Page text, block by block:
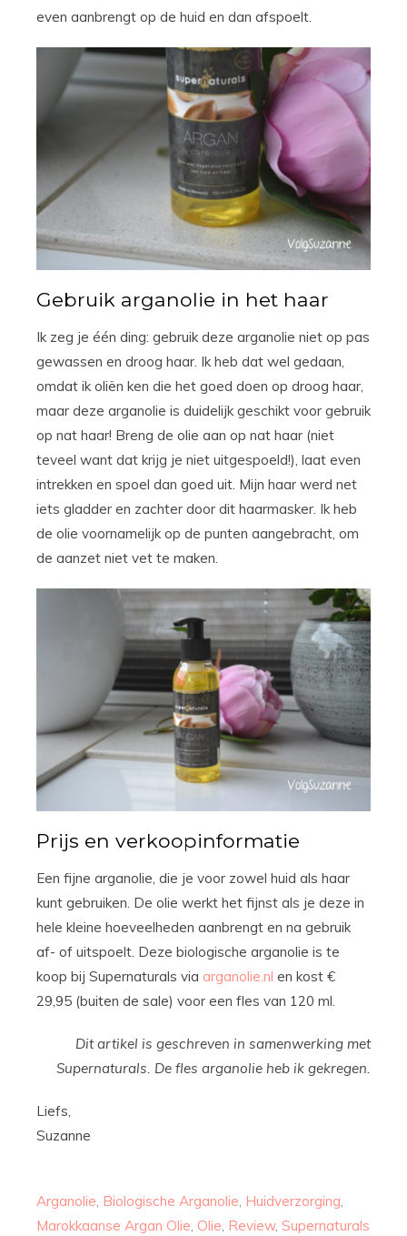
even aanbrengt op de huid en dan afspoelt.
Gebruik arganolie in het haar
Ik zeg je één ding: gebruik deze arganolie niet op pas
gewassen en droog haar. Ik heb dat wel gedaan,
omdat ik oliën ken die het goed doen op droog haar,
maar deze arganolie is duidelijk geschikt voor gebruik
op nat haar! Breng de olie aan op nat haar (niet
teveel want dat krijg je niet uitgespoeld!), laat even
intrekken en spoel dan goed uit. Mijn haar werd net
iets gladder en zachter door dit haarmasker. Ik heb
de olie voornamelijk op de punten aangebracht, om
de aanzet niet vet te maken.
Prijs en verkoopinformatie
Een fijne arganolie, die je voor zowel huid als haar
kunt gebruiken. De olie werkt het fijnst als je deze in
hele kleine hoeveelheden aanbrengt en na gebruik
af- of uitspoelt. Deze biologische arganolie is te
koop bij Supernaturals via arganolie.nl en kost €
29,95 (buiten de sale) voor een fles van 120 ml.
Dit artikel is geschreven in samenwerking met
Supernaturals. De fles arganolie heb ik gekregen.
Liefs,
Suzanne
Arganolie, Biologische Arganolie, Huidverzorging,
Marokkaanse Argan Olie, Olie, Review, Supernaturals